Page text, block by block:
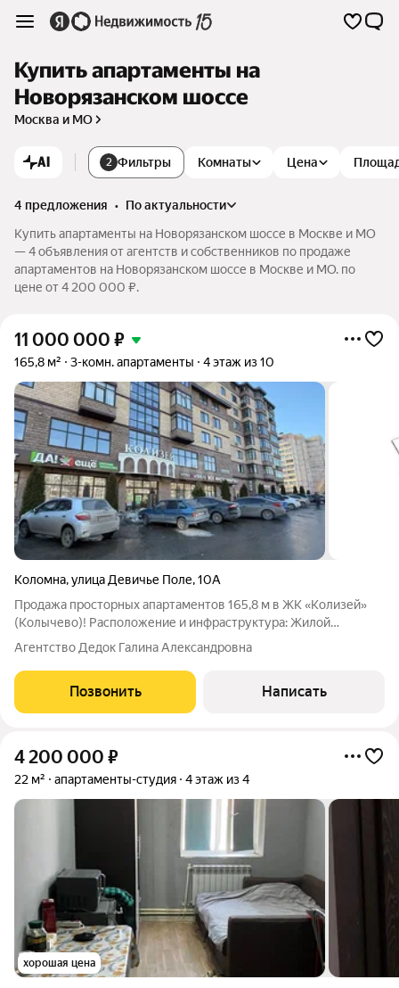
Купить апартаменты на
Новорязанском шоссе
Москва и МО
AI 2 Фильтры Комнаты Цена
4 предложения •
по актуальности
Купить апартаменты на Новорязанском шоссе в Москве и МО
— 4 объявления от агентств и собственников по продаже
апартаментов на Новорязанском шоссе в Москве и МО. по
цене от 4 200 000 ₽.
11 000 000 ₽
165,8 м² 3-комн. апартаменты 4 этаж из 10
Коломна,улица Девичье Поле,10А
Продажа просторных апартаментов 165,8 м в ЖК «Колизей»
(Колычево)! Расположение и инфраструктура: Жилой
комплекс расположен в развитом спальном районе Колычево.
В непосредственной близости от дома есть все необходимое:
Крупные сетевые магазины на
Агентство Дедок Галина Александровна
Позвонить Написать
4 200 000 ₽
22 м² апартаменты-студия 4 этаж из 4
хорошая цена